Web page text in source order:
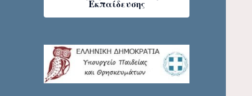
Εκπαίδευσης